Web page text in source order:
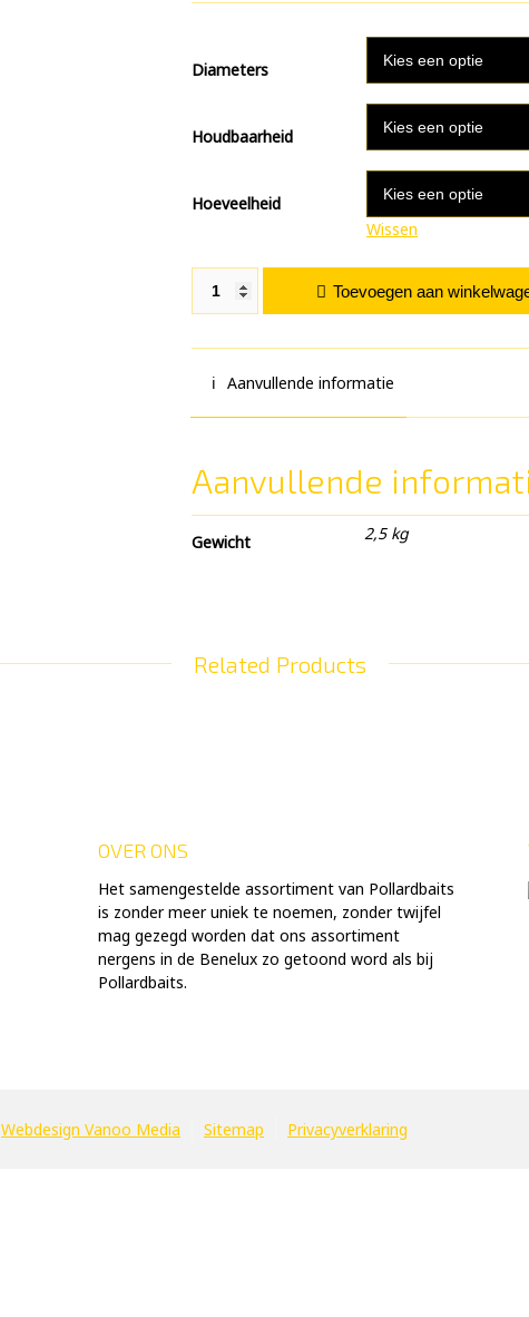
Diameters
Houdbaarheid
Hoeveelheid
Wissen
Secret Fish aantal Toevoegen aan
Aanvullende informatie
Aanvullende
Gewicht 2,5 kg
Related Products
OVER ONS
Het samengestelde assortiment van Pollardbaits
is zonder meer uniek te noemen, zonder twijfel
mag gezegd worden dat ons assortiment
nergens in de Benelux zo getoond word als bij
Pollardbaits.
Webdesign Vanoo Media Sitemap Privacyverklaring